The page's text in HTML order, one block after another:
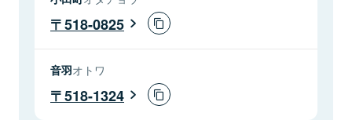
518-0825
音羽オトワ
518-1324